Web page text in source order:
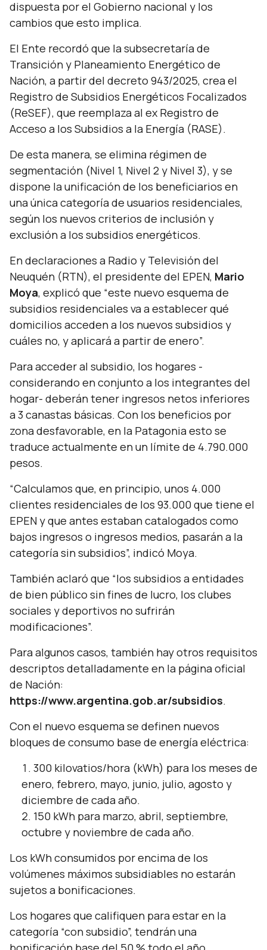
dispuesta por el Gobierno nacional y los
cambios que esto implica.
El Ente recordó que la subsecretaría de
Transición y Planeamiento Energético de
Nación, a partir del decreto 943/2025, crea el
Registro de Subsidios Energéticos Focalizados
(ReSEF), que reemplaza al ex Registro de
Acceso a los Subsidios a la Energía (RASE).
De esta manera, se elimina régimen de
segmentación (Nivel 1, Nivel 2 y Nivel 3), y se
dispone la unificación de los beneficiarios en
una única categoría de usuarios residenciales,
según los nuevos criterios de inclusión y
exclusión a los subsidios energéticos.
En declaraciones a Radio y Televisión del
Neuquén (RTN), el presidente del EPEN, Mario
Moya, explicó que “este nuevo esquema de
subsidios residenciales va a establecer qué
domicilios acceden a los nuevos subsidios y
cuáles no, y aplicará a partir de enero”.
Para acceder al subsidio, los hogares -
considerando en conjunto a los integrantes del
hogar- deberán tener ingresos netos inferiores
a 3 canastas básicas. Con los beneficios por
zona desfavorable, en la Patagonia esto se
traduce actualmente en un límite de 4.790.000
pesos.
“Calculamos que, en principio, unos 4.000
clientes residenciales de los 93.000 que tiene el
EPEN y que antes estaban catalogados como
bajos ingresos o ingresos medios, pasarán a la
categoría sin subsidios”, indicó Moya.
También aclaró que “los subsidios a entidades
de bien público sin fines de lucro, los clubes
sociales y deportivos no sufrirán
modificaciones”.
Para algunos casos, también hay otros requisitos
descriptos detalladamente en la página oficial
de Nación:
https://www.argentina.gob.ar/subsidios.
Con el nuevo esquema se definen nuevos
bloques de consumo base de energía eléctrica:
300 kilovatios/hora (kWh) para los meses de
enero, febrero, mayo, junio, julio, agosto y
diciembre de cada año.
150 kWh para marzo, abril, septiembre,
octubre y noviembre de cada año.
Los kWh consumidos por encima de los
volúmenes máximos subsidiables no estarán
sujetos a bonificaciones.
Los hogares que califiquen para estar en la
categoría “con subsidio”, tendrán una